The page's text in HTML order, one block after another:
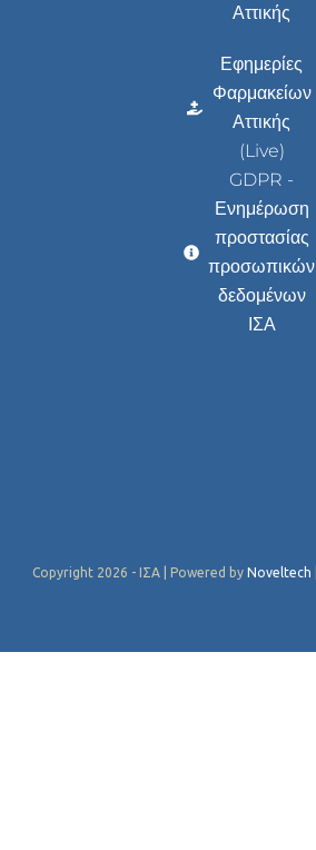
Αττικής
Εφημερίες
Φαρμακείων
Αττικής
(Live)
GDPR -
Ενημέρωση
προστασίας
προσωπικών
δεδομένων
ΙΣΑ
Copyright 2026 - ΙΣΑ | Powered by Noveltech